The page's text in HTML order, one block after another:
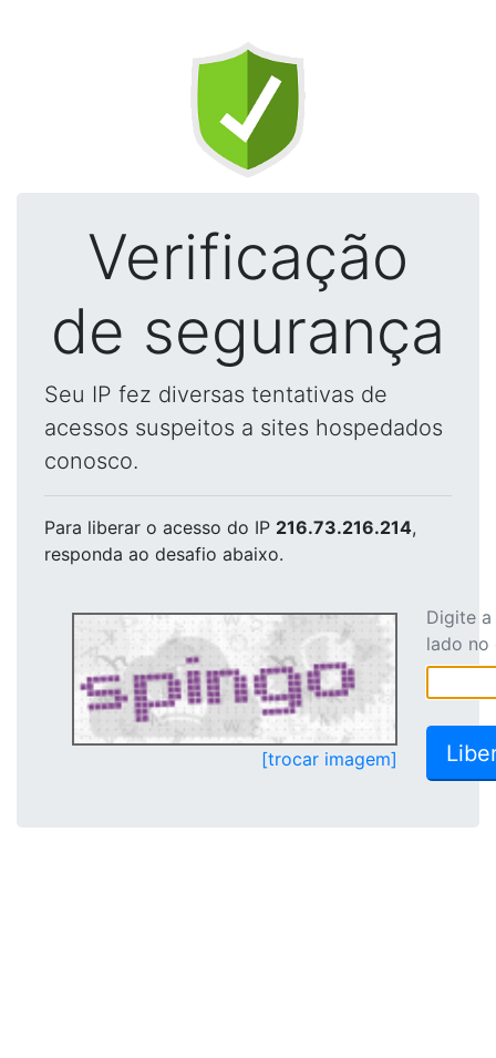
Verificação
de segurança
Seu IP fez diversas tentativas de
acessos suspeitos a sites hospedados
conosco.
Para liberar o acesso do IP 216.73.216.214,
responda ao desafio abaixo.
[trocar imagem]
Digite
lado no